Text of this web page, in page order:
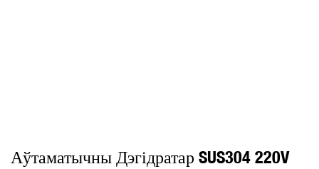
Аўтаматычны Дэгідратар SUS304 220V